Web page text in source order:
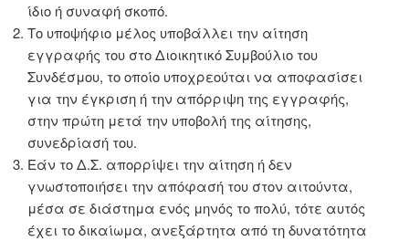
ίδιο ή συναφή σκοπό.
Το υποψήφιο μέλος υποβάλλει την αίτηση
εγγραφής του στο Διοικητικό Συμβούλιο του
Συνδέσμου, το οποίο υποχρεούται να αποφασίσει
για την έγκριση ή την απόρριψη της εγγραφής,
στην πρώτη μετά την υποβολή της αίτησης,
συνεδρίασή του.
Εάν το Δ.Σ. απορρίψει την αίτηση ή δεν
γνωστοποιήσει την απόφασή του στον αιτούντα,
μέσα σε διάστημα ενός μηνός το πολύ, τότε αυτός
έχει το δικαίωμα, ανεξάρτητα από τη δυνατότητα